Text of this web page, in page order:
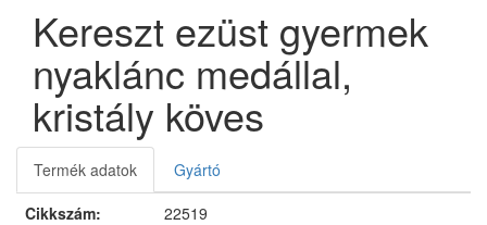
Kereszt ezüst gyermek
nyaklánc medállal,
kristály köves
Termék adatok
Gyártó
Cikkszám:
22519